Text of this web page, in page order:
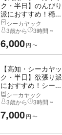
ク・半日】のんびり
派におすすめ！穏...
シーカヤック
3歳から
3時間 ~
6,000円 〜
【高知・シーカヤッ
ク・半日】欲張り派
におすすめ！シー...
シーカヤック
3歳から
3時間 ~
7,000円 〜